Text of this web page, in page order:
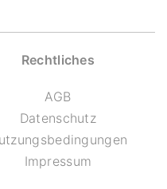
Rechtliches
AGB
Datenschutz
Impressum